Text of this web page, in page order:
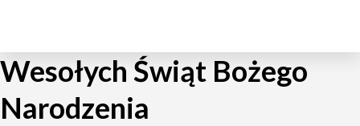
Wesołych Świąt Bożego
Narodzenia